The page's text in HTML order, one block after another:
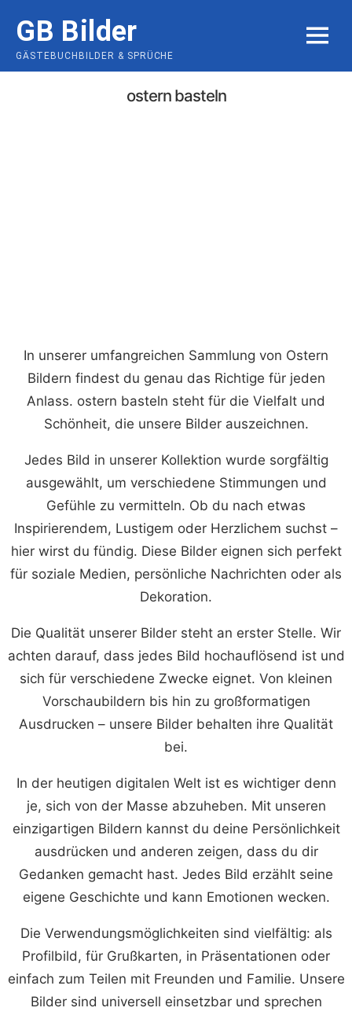
content
GB Bilder
GÄSTEBUCHBILDER & SPRÜCHE
MENU
ostern basteln
In unserer umfangreichen Sammlung von Ostern
Bildern findest du genau das Richtige für jeden
Anlass. ostern basteln steht für die Vielfalt und
Schönheit, die unsere Bilder auszeichnen.
Jedes Bild in unserer Kollektion wurde sorgfältig
ausgewählt, um verschiedene Stimmungen und
Gefühle zu vermitteln. Ob du nach etwas
Inspirierendem, Lustigem oder Herzlichem suchst –
hier wirst du fündig. Diese Bilder eignen sich perfekt
für soziale Medien, persönliche Nachrichten oder als
Dekoration.
Die Qualität unserer Bilder steht an erster Stelle. Wir
achten darauf, dass jedes Bild hochauflösend ist und
sich für verschiedene Zwecke eignet. Von kleinen
Vorschaubildern bis hin zu großformatigen
Ausdrucken – unsere Bilder behalten ihre Qualität
bei.
In der heutigen digitalen Welt ist es wichtiger denn
je, sich von der Masse abzuheben. Mit unseren
einzigartigen Bildern kannst du deine Persönlichkeit
ausdrücken und anderen zeigen, dass du dir
Gedanken gemacht hast. Jedes Bild erzählt seine
eigene Geschichte und kann Emotionen wecken.
Die Verwendungsmöglichkeiten sind vielfältig: als
Profilbild, für Grußkarten, in Präsentationen oder
einfach zum Teilen mit Freunden und Familie. Unsere
Bilder sind universell einsetzbar und sprechen